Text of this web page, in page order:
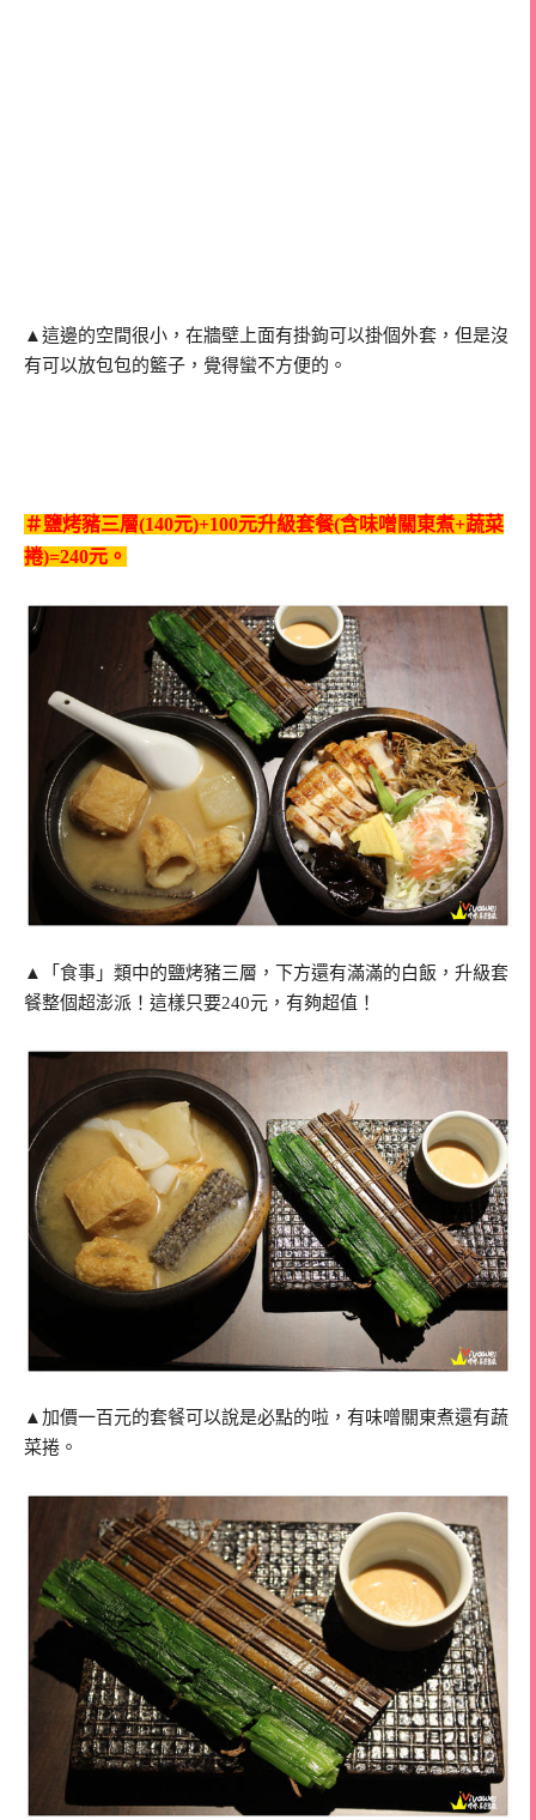
▲這邊的空間很小，在牆壁上面有掛鉤可以掛個外套，但是沒
有可以放包包的籃子，覺得蠻不方便的。
＃鹽烤豬三層(140元)+100元升級套餐(含味噌關東煮+蔬菜
捲)=240元。
▲「食事」類中的鹽烤豬三層，下方還有滿滿的白飯，升級套
餐整個超澎派！這樣只要240元，有夠超值！
▲加價一百元的套餐可以說是必點的啦，有味噌關東煮還有蔬
菜捲。